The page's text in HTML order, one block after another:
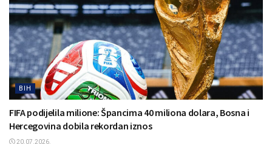
BIH
FIFA podijelila milione: Špancima 40 miliona dolara, Bosna i
Hercegovina dobila rekordan iznos
20.07.2026.